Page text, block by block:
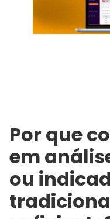
Por que
em
ou